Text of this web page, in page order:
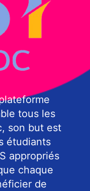
tous les
son but est
étudiants
appropriés
chaque
de